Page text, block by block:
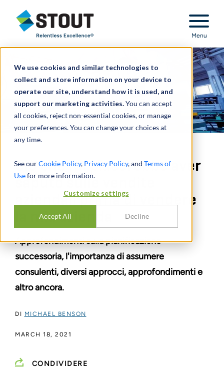
We use cookies and similar technologies to
collect and store information on your device to
operate our site, understand how it is used, and
support our marketing activities.You can accept
all cookies, reject non-essential cookies, or manage
your preferences. You can change your choices at
any time.
See ourCookie Policy, Privacy Policy, and Terms of
Usefor more information.
Customize settings
Accept All Decline
Stout Relentless Excellence
Menu
Ciò che mi piacerebbe aver
saputo sulle vendite
aziendali prima di vendere
la mia azienda
Approfondimenti sulla pianificazione
successoria, l'importanza di assumere
consulenti, diversi approcci, approfondimenti e
altro ancora.
DI MICHAEL BENSON
MARCH 18, 2021
CONDIVIDERE